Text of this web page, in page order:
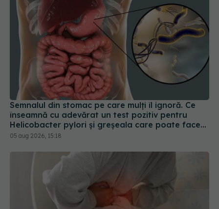
Semnalul din stomac pe care mulți îl ignoră. Ce
înseamnă cu adevărat un test pozitiv pentru
Helicobacter pylori și greșeala care poate face
tratamentul mult mai dificil
05 aug 2026, 15:18